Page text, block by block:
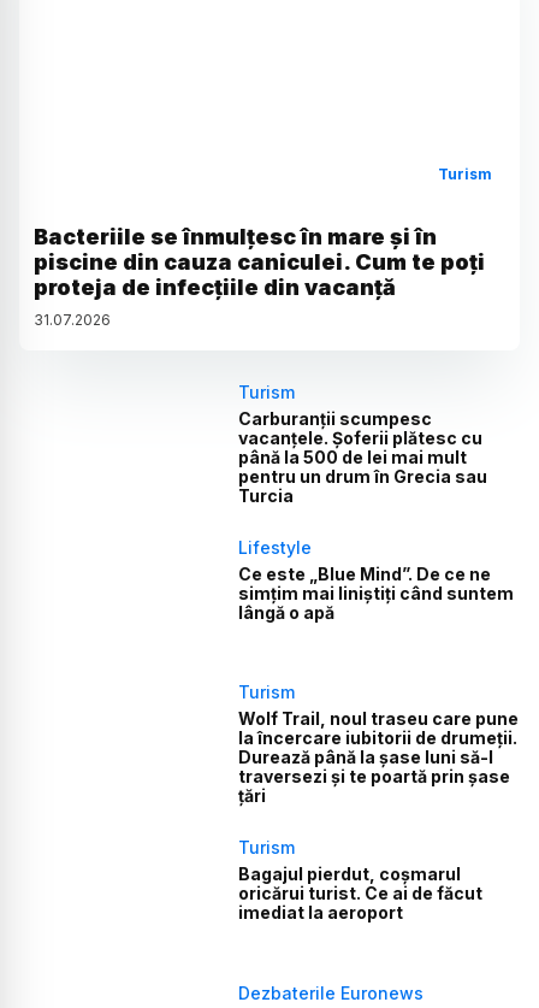
Turism
Bacteriile se înmulțesc în mare și în
piscine din cauza caniculei. Cum te poți
proteja de infecțiile din vacanță
31.07.2026
Turism
Carburanții scumpesc
vacanțele. Șoferii plătesc cu
până la 500 de lei mai mult
pentru un drum în Grecia sau
Turcia
Lifestyle
Ce este „Blue Mind”. De ce ne
simțim mai liniștiți când suntem
lângă o apă
Turism
Wolf Trail, noul traseu care pune
la încercare iubitorii de drumeții.
Durează până la șase luni să-l
traversezi și te poartă prin șase
țări
Turism
Bagajul pierdut, coșmarul
oricărui turist. Ce ai de făcut
imediat la aeroport
Dezbaterile Euronews